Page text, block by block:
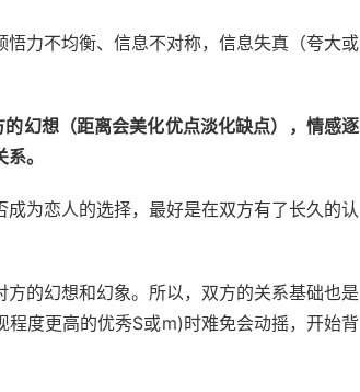
悟力不均衡、信息不对称，信息失真（夸大或
幻想（距离会美化优点淡化缺点），情感逐
。
为恋人的选择，最好是在双方有了长久的认
的幻想和幻象。所以，双方的关系基础也是
度更高的优秀S或m)时难免会动摇，开始背